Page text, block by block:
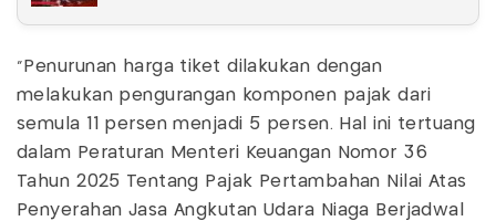
"Penurunan harga tiket dilakukan dengan
melakukan pengurangan komponen pajak dari
semula 11 persen menjadi 5 persen. Hal ini tertuang
dalam Peraturan Menteri Keuangan Nomor 36
Tahun 2025 Tentang Pajak Pertambahan Nilai Atas
Penyerahan Jasa Angkutan Udara Niaga Berjadwal